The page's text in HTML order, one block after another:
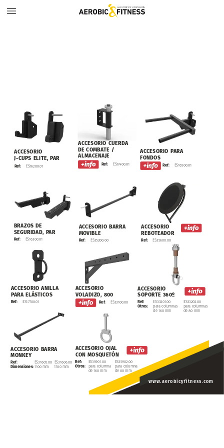
ACCESORIO
J-CUPS ELITE, PAR
Ref: ES16200.01
BRAZOS DE
SEGURIDAD, PAR
Ref: ES16300.01
ACCESORIO BARRA
MOVIBLE
Ref: ES35200.00
ACCESORIO ANILLA
PARA ELÁSTICOS
Ref: ES17700.01
ACCESORIO CUERDA
DE COMBATE /
ALMACENAJE
Ref: ES17400.01
ACCESORIO
VOLADIZO, 800
Ref: ES33100.00
ACCESORIO
REBOTEADOR
Ref: ES35600.00
ACCESORIO BARRA
MONKEY
Ref:
Dimensiones:
ES31605.00 ES31606.00
1100 mm 1700 mm
Ref:
Otros:
ES33201.00
para columnas
de 160 mm
ES33202.00
para columnas
de 80 mm
ACCESORIO
SOPORTE 360º
ACCESORIO OJAL
CON MOSQUETÓN
Ref:
Otros:
ES35901.00
para columna
de 160 mm
ES35902.00
para columna
de 80 mm
ACCESORIO PARA
FONDOS
Ref: ES16500.01
www.aerobicyfitness.com